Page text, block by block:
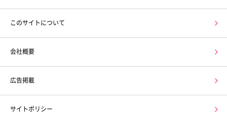
このサイトについて
会社概要
広告掲載
サイトポリシー